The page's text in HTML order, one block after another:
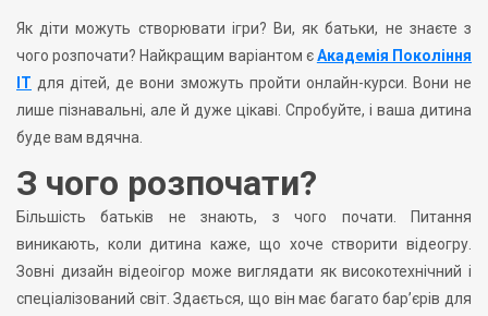
Як діти можуть створювати ігри? Ви, як батьки, не знаєте з
чого розпочати? Найкращим варіантом єАкадемія Покоління
IT для дітей, де вони зможуть пройти онлайн-курси. Вони не
лише пізнавальні, але й дуже цікаві. Спробуйте, і ваша дитина
буде вам вдячна.
З чого розпочати?
Більшість батьків не знають, з чого почати. Питання
виникають, коли дитина каже, що хоче створити відеогру.
Зовні дизайн відеоігор може виглядати як високотехнічний і
спеціалізований світ. Здається, що він має багато бар’єрів для